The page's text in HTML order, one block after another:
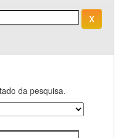
da pesquisa.